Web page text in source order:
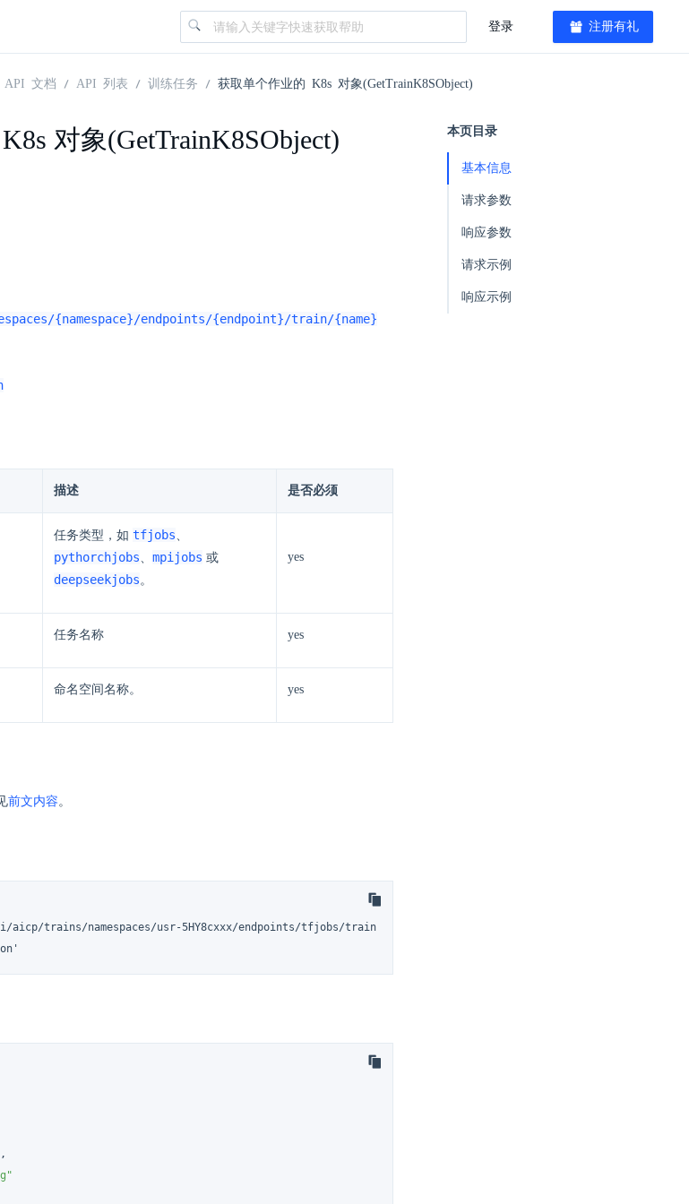
登录 注册有礼
API 文档 API 列表 训练任务 获取单个作业的 K8s 对象(GetTrainK8SObject)
对象(GetTrainK8SObject)
{namespace}/endpoints/{endpoint}/train/{name}
描述 是否必须
任务类型，如 tfjobs、
pythorchjobs、 mpijobs 或
deepseekjobs。
yes
任务名称 yes
命名空间名称。 yes
前文内容。
aicp/trains/namespaces/usr-5HY8cxxx/endpoints/tfjobs/trains/%E8%AE%A1%E7%AE%97%E4%BB%BB%E5%8A%A1' \
,
本页目录
基本信息
请求参数
响应参数
请求示例
响应示例